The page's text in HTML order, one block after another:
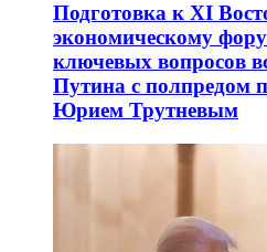
Подготовка к XI
экономическому
ключевых вопросов
Путина с полпредом
Юрием Трутневым